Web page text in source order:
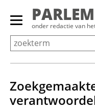
Overslaan
Primair
menu
tonen/verbergen
onder redactie van